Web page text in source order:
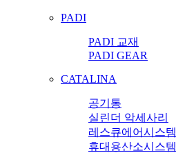
PADI
PADI 교재
PADI GEAR
CATALINA
공기통
실린더 악세사리
레스큐에어시스템
휴대용산소시스템